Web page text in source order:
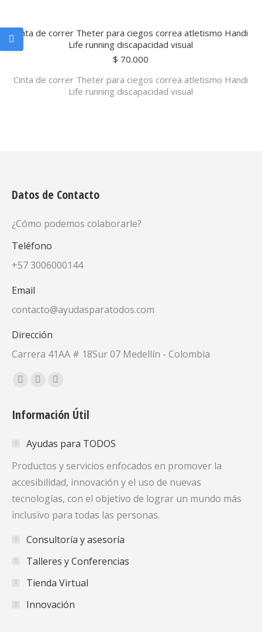
Cinta de correr Theter para ciegos correa atletismo Handi
Life running discapacidad visual
$ 70.000
Cinta de correr Theter para ciegos correa atletismo Handi
Life running discapacidad visual
Datos de Contacto
¿Cómo podemos colaborarle?
Teléfono
+57 3006000144
Email
contacto@ayudasparatodos.com
Dirección
Carrera 41AA # 18Sur 07 Medellín - Colombia
Encuéntranos en:
Facebook
opens
new
window
X
opens
new
window
YouTube
opens
new
window
Información Útil
Ayudas para TODOS
Productos y servicios enfocados en promover la
accesibilidad, innovación y el uso de nuevas
tecnologías, con el objetivo de lograr un mundo más
inclusivo para todas las personas.
Consultoría y asesoría
Talleres y Conferencias
Tienda Virtual
Innovación